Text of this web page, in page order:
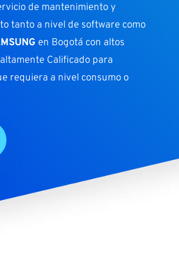
de mantenimiento y
tanto a nivel de software como
en Bogotá con altos
Calificado para
requiera a nivel consumo o